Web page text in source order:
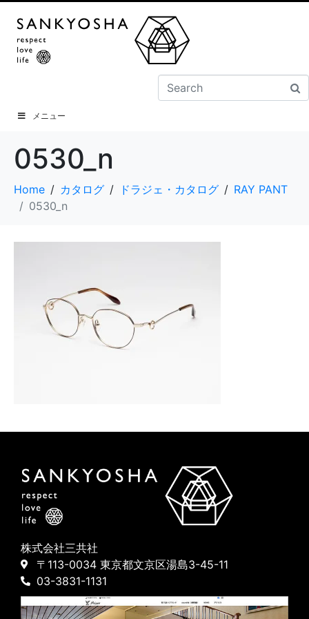
メニュー
0530_n
Home カタログ ドラジェ・カタログ
RAY PANT
0530_n
株式会社三共社
〒113-0034 東京都文京区湯島3-45-11
03-3831-1131